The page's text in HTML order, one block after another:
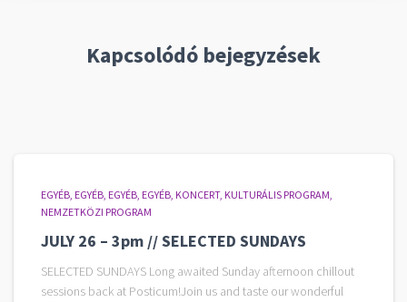
Kapcsolódó bejegyzések
EGYÉB EGYÉB EGYÉB EGYÉB KONCERT KULTURÁLIS PROGRAM
NEMZETKÖZI PROGRAM
JULY 26 – 3pm // SELECTED SUNDAYS
SELECTED SUNDAYS Long awaited Sunday afternoon chillout
sessions back at Posticum!Join us and taste our wonderful